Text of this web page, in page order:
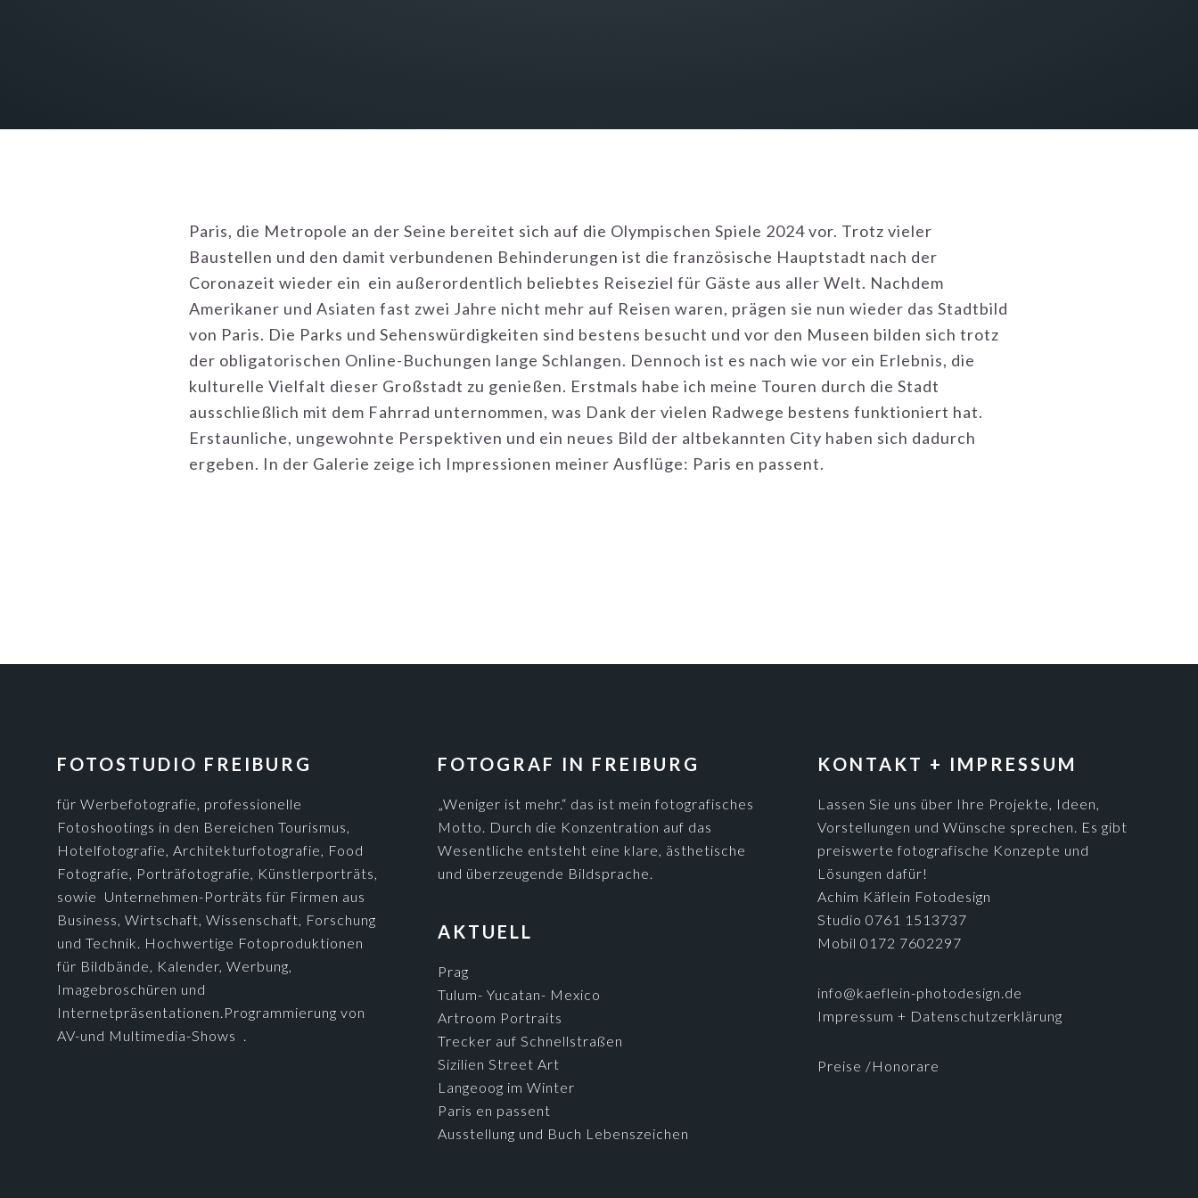
Paris, die Metropole an der Seine bereitet sich auf die Olympischen Spiele 2024 vor. Trotz vieler
Baustellen und den damit verbundenen Behinderungen ist die französische Hauptstadt nach der
Coronazeit wieder ein ein außerordentlich beliebtes Reiseziel für Gäste aus aller Welt. Nachdem
Amerikaner und Asiaten fast zwei Jahre nicht mehr auf Reisen waren, prägen sie nun wieder das Stadtbild
von Paris. Die Parks und Sehenswürdigkeiten sind bestens besucht und vor den Museen bilden sich trotz
der obligatorischen Online-Buchungen lange Schlangen. Dennoch ist es nach wie vor ein Erlebnis, die
kulturelle Vielfalt dieser Großstadt zu genießen. Erstmals habe ich meine Touren durch die Stadt
ausschließlich mit dem Fahrrad unternommen, was Dank der vielen Radwege bestens funktioniert hat.
Erstaunliche, ungewohnte Perspektiven und ein neues Bild der altbekannten City haben sich dadurch
ergeben. In der Galerie zeige ich Impressionen meiner Ausflüge: Paris en passent.
FOOTER
FOTOSTUDIO FREIBURG
für Werbefotografie, professionelle
Fotoshootings in den Bereichen Tourismus,
Hotelfotografie, Architekturfotografie, Food
Fotografie, Porträfotografie, Künstlerporträts,
sowie Unternehmen-Porträts für Firmen aus
Business, Wirtschaft, Wissenschaft, Forschung
und Technik. Hochwertige Fotoproduktionen
für Bildbände, Kalender, Werbung,
Imagebroschüren und
Internetpräsentationen.Programmierung von
AV-und Multimedia-Shows .
FOTOGRAF IN FREIBURG
„Weniger ist mehr.“ das ist mein fotografisches
Motto. Durch die Konzentration auf das
Wesentliche entsteht eine klare, ästhetische
und überzeugende Bildsprache.
AKTUELL
Prag
Tulum- Yucatan- Mexico
Artroom Portraits
Trecker auf Schnellstraßen
Sizilien Street Art
Langeoog im Winter
Paris en passent
Ausstellung und Buch Lebenszeichen
KONTAKT + IMPRESSUM
Lassen Sie uns über Ihre Projekte, Ideen,
Vorstellungen und Wünsche sprechen. Es gibt
preiswerte fotografische Konzepte und
Lösungen dafür!
Achim Käflein Fotodesign
Studio 0761 1513737
Mobil 0172 7602297
info@kaeflein-photodesign.de
Impressum + Datenschutzerklärung
Preise /Honorare